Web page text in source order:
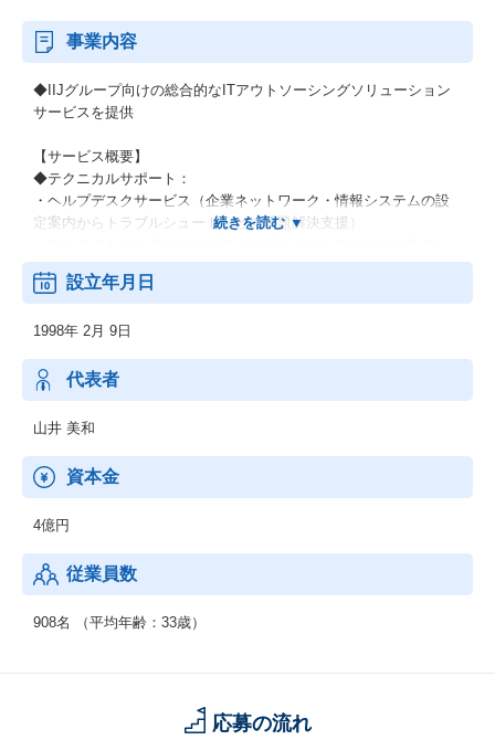
事業内容
◆IIJグループ向けの総合的なITアウトソーシングソリューション
サービスを提供
【サービス概要】
◆テクニカルサポート：
・ヘルプデスクサービス（企業ネットワーク・情報システムの設
定案内からトラブルシュートなどの問題解決支援）
ドユーザー対応のアプリケーション設定、問題解決支援）
・マーケティングコールサービス（BtoB, Cを問わず、お客様に対
◆運用・監視：
・ネットワーク監視サービス
・ネットワーク運用保守サービス
・お客様専用のWebポータルサイトをご用意し、システムの稼働
・お客様のシステム障害時にサービスへの影響を最小限に抑える
ため、アラート検知時の一次作業の代行
◆データセンター：
・【立地】【建物】【設備】【セキュリティ】【オペレーショ
ン】を全て備えた、高品質のデータセンターサービス
◆顧客支援：
設立年月日
1998年 2月 9日
代表者
山井 美和
資本金
4億円
従業員数
908名 （平均年齢：33歳）
応募の流れ